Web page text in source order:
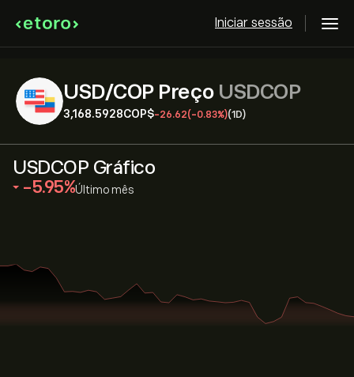
Iniciar sessão
USD/COP PreçoUSDCOP
3,168.5928‎COP$‎-26.62(-0.83%)(1D)
USDCOP Gráfico
‎-5.95‎ Último mês